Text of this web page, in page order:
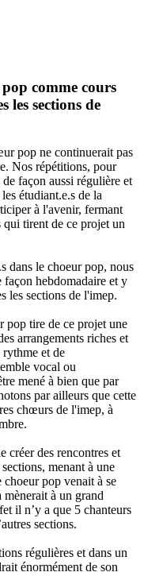
comme cours
les sections de
pop ne continuerait pas
Nos répétitions, pour
façon aussi régulière et
étudiant.e.s de la
à l'avenir, fermant
qui tirent de ce projet un
dans le choeur pop, nous
façon hebdomadaire et y
les sections de l'imep.
pop tire de ce projet une
arrangements riches et
et de
vocal ou
mené à bien que par
par ailleurs que cette
chœurs de l'imep, à
créer des rencontres et
menant à une
pop venait à se
à un grand
il n’y a que 5 chanteurs
sections.
régulières et dans un
énormément de son